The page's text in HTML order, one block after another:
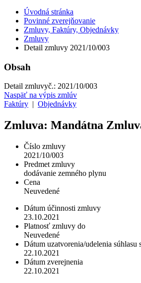
Úvodná stránka
Povinné zverejňovanie
Zmluvy, Faktúry, Objednávky
Zmluvy
Detail zmluvy 2021/10/003
Obsah
Detail zmluvyč.: 2021/10/003
Naspäť na výpis zmlúv
Faktúry
Objednávky
Zmluva: Mandátna
Číslo zmluvy
2021/10/003
Predmet zmluvy
dodávanie zemného plynu
Cena
Neuvedené
Dátum účinnosti zmluvy
23.10.2021
Platnosť zmluvy do
Neuvedené
Dátum uzatvorenia/udelenia
22.10.2021
Dátum zverejnenia
22.10.2021